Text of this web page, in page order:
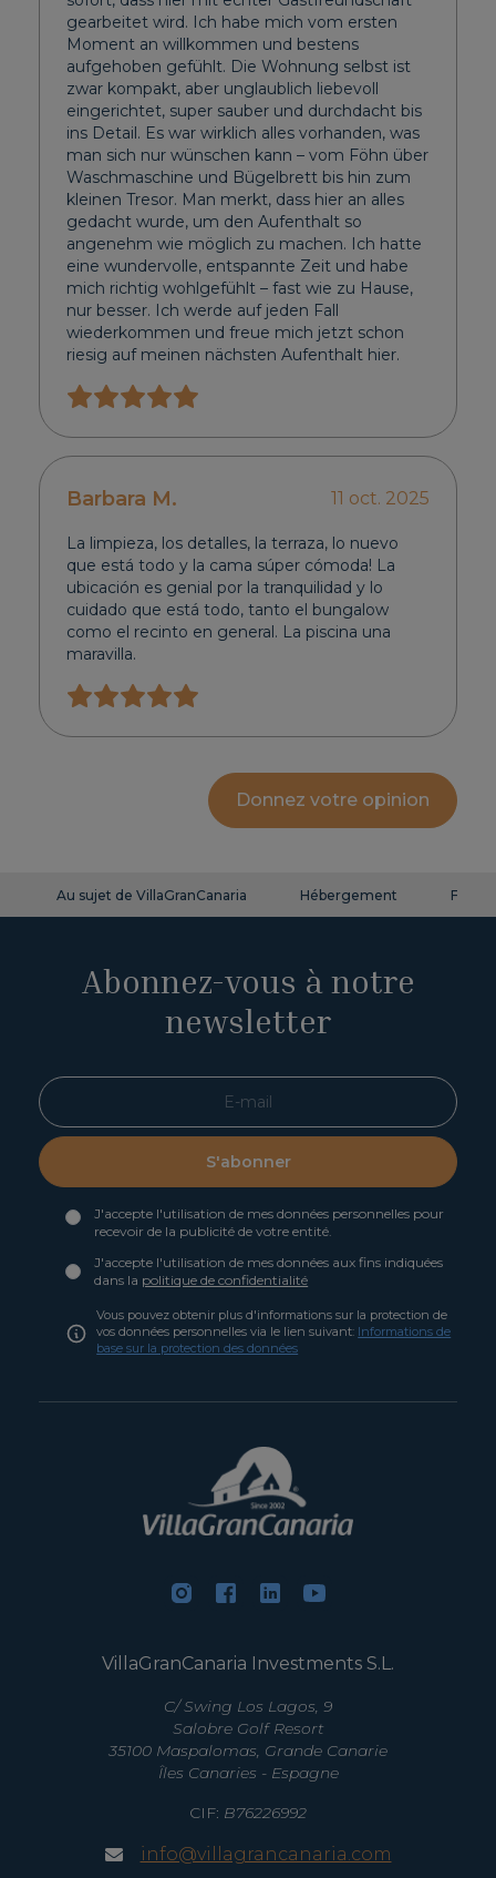
gearbeitet wird. Ich habe mich vom ersten
Moment an willkommen und bestens
aufgehoben gefühlt. Die Wohnung selbst ist
zwar kompakt, aber unglaublich liebevoll
eingerichtet, super sauber und durchdacht bis
ins Detail. Es war wirklich alles vorhanden, was
man sich nur wünschen kann – vom Föhn über
Waschmaschine und Bügelbrett bis hin zum
kleinen Tresor. Man merkt, dass hier an alles
gedacht wurde, um den Aufenthalt so
angenehm wie möglich zu machen. Ich hatte
eine wundervolle, entspannte Zeit und habe
mich richtig wohlgefühlt – fast wie zu Hause,
nur besser. Ich werde auf jeden Fall
wiederkommen und freue mich jetzt schon
riesig auf meinen nächsten Aufenthalt hier.
Barbara M. 11 oct. 2025
La limpieza, los detalles, la terraza, lo nuevo
que está todo y la cama súper cómoda! La
ubicación es genial por la tranquilidad y lo
cuidado que está todo, tanto el bungalow
como el recinto en general. La piscina una
maravilla.
Donnez votre opinion
Au sujet de VillaGranCanaria Hébergement FAQ
Abonnez-vous à notre
newsletter
S'abonner
J'accepte l'utilisation de mes données personnelles pour
recevoir de la publicité de votre entité.
J'accepte l'utilisation de mes données aux fins indiquées
dans la politique de confidentialité
Vous pouvez obtenir plus d'informations sur la protection de
vos données personnelles via le lien suivant: Informations de
base sur la protection des données
VillaGranCanaria Investments S.L.
C/ Swing Los Lagos, 9
Salobre Golf Resort
35100 Maspalomas, Grande Canarie
Îles Canaries - Espagne
CIF: B76226992
info@villagrancanaria.com